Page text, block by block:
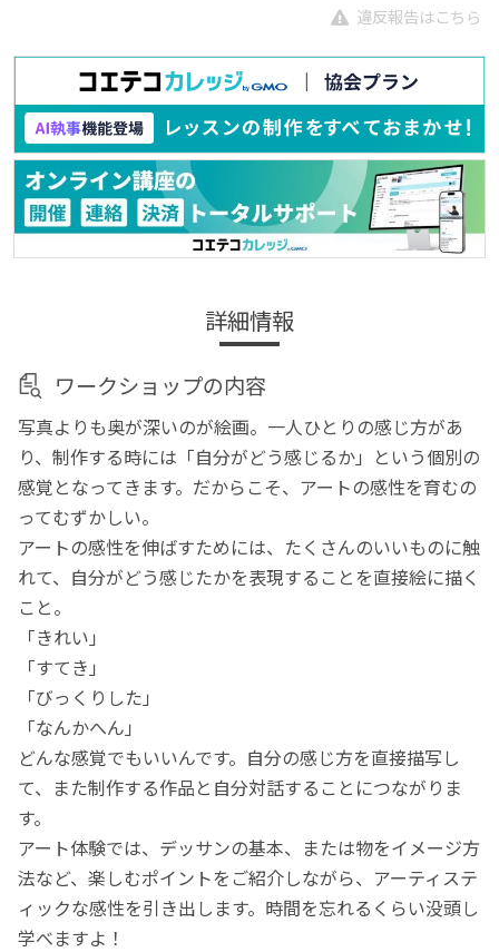
違反報告はこちら
詳細情報
ワークショップの内容
写真よりも奥が深いのが絵画。一人ひとりの感じ方があ
り、制作する時には「自分がどう感じるか」という個別の
感覚となってきます。だからこそ、アートの感性を育むの
ってむずかしい。
アートの感性を伸ばすためには、たくさんのいいものに触
れて、自分がどう感じたかを表現することを直接絵に描く
こと。
「きれい」
「すてき」
「びっくりした」
「なんかへん」
どんな感覚でもいいんです。自分の感じ方を直接描写し
て、また制作する作品と自分対話することにつながりま
す。
アート体験では、デッサンの基本、または物をイメージ方
法など、楽しむポイントをご紹介しながら、アーティステ
ィックな感性を引き出します。時間を忘れるくらい没頭し
学べますよ！